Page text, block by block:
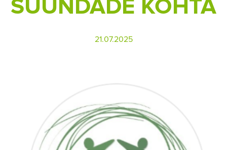
SUUNDADE KOHTA
21.07.2025